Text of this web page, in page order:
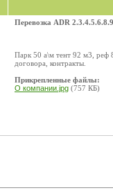
Перевозка АDR
Парк 50 а\м тент 92 м3, реф
договора, контракты.
Прикрепленные файлы:
О компании.jpg (757 КБ)